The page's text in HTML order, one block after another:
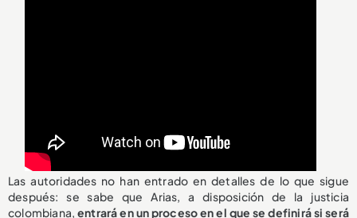
Las autoridades no han entrado en detalles de lo que sigue
después: se sabe que Arias, a disposición de la justicia
colombiana,entrará en un proceso en el que se definirá si será